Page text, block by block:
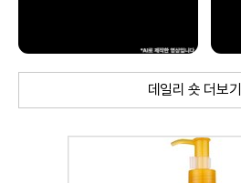
데일리 숏 더보기